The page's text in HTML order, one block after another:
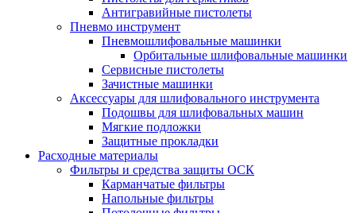
Антигравийные пистолеты
Пневмо инструмент
Пневмошлифовальные машинки
Орбитальные шлифовальные машинки
Сервисные пистолеты
Зачистные машинки
Аксессуары для шлифовального инструмента
Подошвы для шлифовальных машин
Мягкие подложки
Защитные прокладки
Расходные материалы
Фильтры и средства защиты ОСК
Карманчатые фильтры
Напольные фильтры